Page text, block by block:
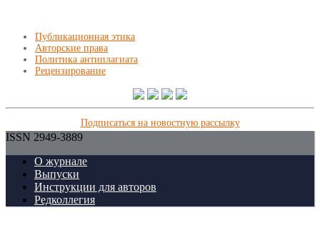
Публикационная этика
Авторские права
Политика антиплагиата
Рецензирование
Подписаться на новостную рассылку
ISSN 2949-3889
О журнале
Выпуски
Инструкции для авторов
Редколлегия